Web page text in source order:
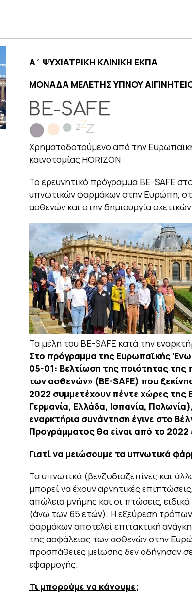
Α΄ ΨΥΧΙΑΤΡΙΚΗ ΚΛΙΝΙΚΗ ΕΚΠΑ
ΜΟΝΑΔΑ ΜΕΛΕΤΗΣ ΥΠΝΟΥ
Χρηματοδοτούμενο από την
καινοτομίας HORIZON
Το ερευνητικό πρόγραμμα BE-SAFE
υπνωτικών φαρμάκων στην Ευρώπη,
ασθενών και στην δημιουργία
Τα μέλη του BE-SAFE κατά την
Στο πρόγραμμα της Ευρωπαϊκής
05-01: Βελτίωση της ποιότητας της
των ασθενών» (BE-SAFE) που
2022 συμμετέχουν πέντε χώρες
Γερμανία, Ελλάδα, Ισπανία,
εναρκτήρια συνάντηση έγινε στο
Προγράμματος θα είναι από το
Γιατί να μειώσουμε τα υπνωτικά
Τα υπνωτικά (βενζοδιαζεπίνες και
μπορεί να έχουν αρνητικές
απώλεια μνήμης και οι πτώσεις,
(άνω των 65 ετών). Η εξεύρεση
φαρμάκων αποτελεί επιτακτική
της ασφάλειας των ασθενών στην
προσπάθειες μείωσης δεν οδήγησαν
εφαρμογής.
Τι μπορούμε να κάνουμε;